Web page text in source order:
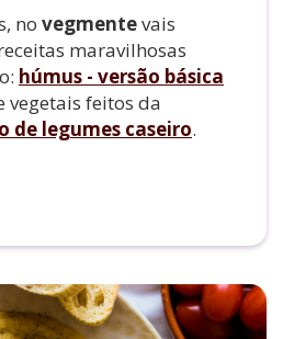
no vegmentevais
maravilhosas
húmus - versão básica
vegetais feitos da
de legumes caseiro.